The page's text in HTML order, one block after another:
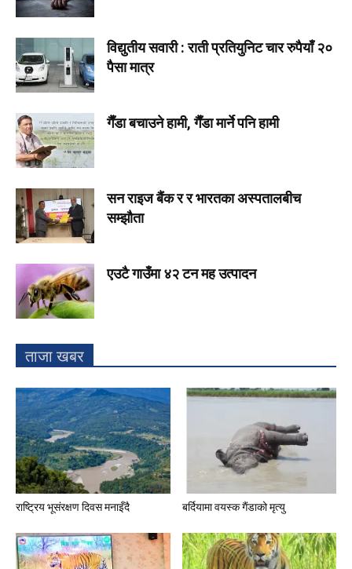
विद्युतीय सवारी : राती प्रतियुनिट चार रुपैयाँ २०
पैसा मात्र
गैँडा बचाउने हामी, गैँडा मार्ने पनि हामी
सन राइज बैंक र र भारतका अस्पतालबीच
सम्झौता
एउटै गाउँमा ४२ टन मह उत्पादन
ताजा खबर
राष्ट्रिय भूसंरक्षण दिवस मनाइँदै बर्दियामा वयस्क गैंडाको मृत्यु